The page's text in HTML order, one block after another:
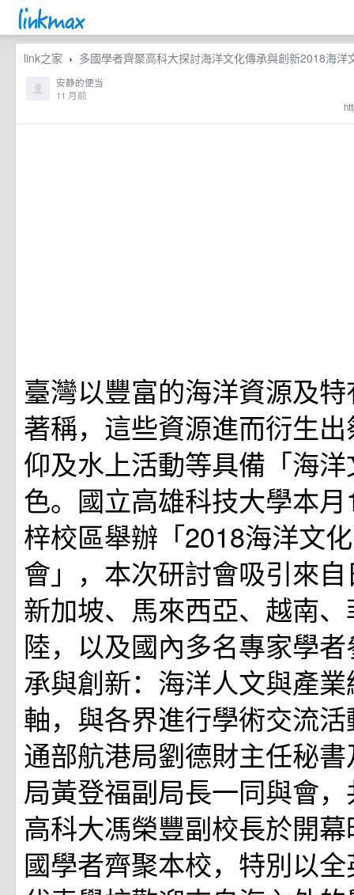
link之家 › 多國學者齊聚高科大探討海洋文化傳承與創新2018海洋
安静的便当
11 月前
臺灣以豐富的海洋資源及
著稱，這些資源進而衍生
仰及水上活動等具備「海
色。國立高雄科技大學本
梓校區舉辦「2018海洋文
會」，本次研討會吸引來
新加坡、馬來西亞、越南
陸，以及國內多名專家學
承與創新：海洋人文與產
軸，與各界進行學術交流
通部航港局劉德財主任秘
局黃登福副局長一同與會
高科大馮榮豐副校長於開
國學者齊聚本校，特別以